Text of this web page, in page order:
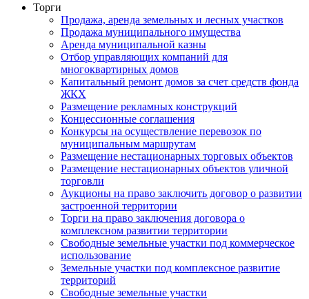
Торги
Продажа, аренда земельных и лесных участков
Продажа муниципального имущества
Аренда муниципальной казны
Отбор управляющих компаний для
многоквартирных домов
Капитальный ремонт домов за счет средств фонда
ЖКХ
Размещение рекламных конструкций
Концессионные соглашения
Конкурсы на осуществление перевозок по
муниципальным маршрутам
Размещение нестационарных торговых объектов
Размещение нестационарных объектов уличной
торговли
Аукционы на право заключить договор о развитии
застроенной территории
Торги на право заключения договора о
комплексном развитии территории
Свободные земельные участки под коммерческое
использование
Земельные участки под комплексное развитие
территорий
Свободные земельные участки